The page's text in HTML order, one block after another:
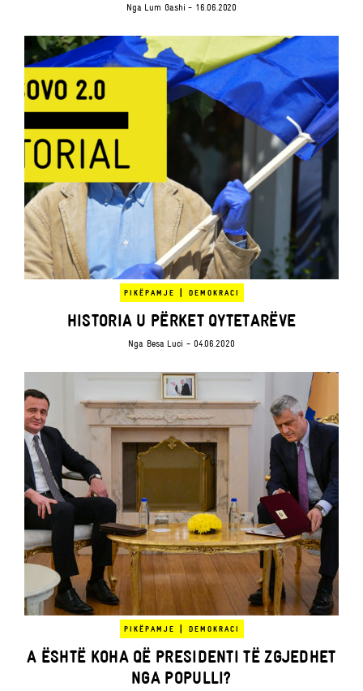
Nga Lum Gashi - 16.06.2020
PIKËPAMJE | DEMOKRACI
HISTORIA U PËRKET QYTETARËVE
Nga Besa Luci - 04.06.2020
PIKËPAMJE | DEMOKRACI
A ËSHTË KOHA QË PRESIDENTI TË ZGJEDHET
NGA POPULLI?